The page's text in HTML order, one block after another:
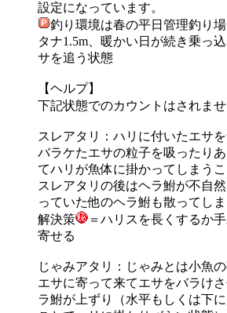
設定になっています。
釣り環境は春の平日管理釣り場
タナ1.5m、暖かい日が続き乗っ
サを追う状態
【ヘルプ】
下記状態でのカウントはされませ
スレアタリ：ハリに付いたエサ
バラケたエサの粒子を吸ったり
てハリが魚体に掛かってしまうこ
スレアタリの後はヘラ鮒が不自
っていた他のヘラ鮒も散ってしま
解決策
＝ハリスを長くするか
寄せる
じゃみアタリ：じゃみとは小魚
エサに寄って来てエサをバラけ
ラ鮒が上ずり（水平もしくは下